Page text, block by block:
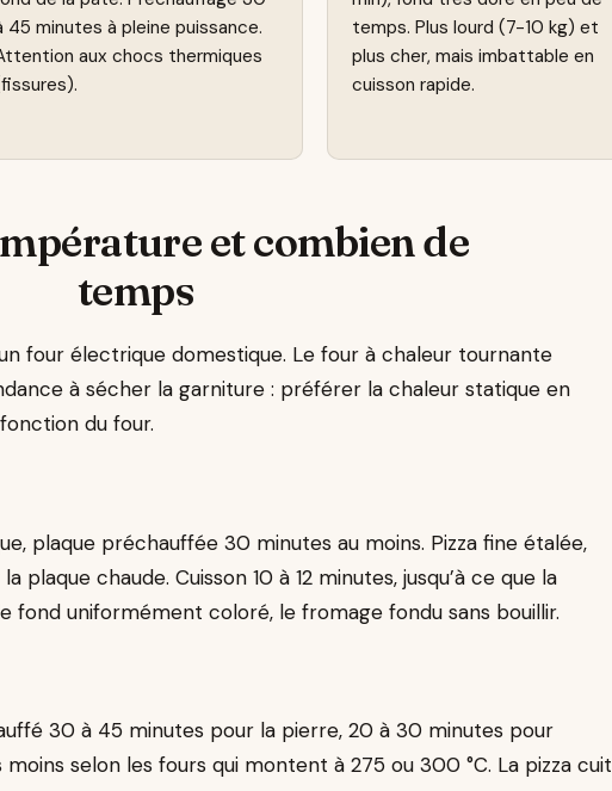
45 minutes à pleine puissance.
aux chocs thermiques
temps. Plus lourd (7-10 kg) et
plus cher, mais imbattable en
cuisson rapide.
et combien de
temps
four électrique domestique. Le four à chaleur tournante
à sécher la garniture : préférer la chaleur statique en
du four.
plaque préchauffée 30 minutes au moins. Pizza fine étalée,
chaude. Cuisson 10 à 12 minutes, jusqu’à ce que la
fond uniformément coloré, le fromage fondu sans bouillir.
30 à 45 minutes pour la pierre, 20 à 30 minutes pour
moins selon les fours qui montent à 275 ou 300 °C. La pizza cuit